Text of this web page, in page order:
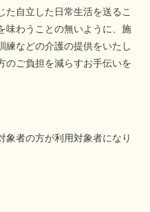
た自立した日常生活を送るこ
味わうことの無いように、施
練などの介護の提供をいたし
のご負担を減らすお手伝いを
象者の方が利用対象者になり